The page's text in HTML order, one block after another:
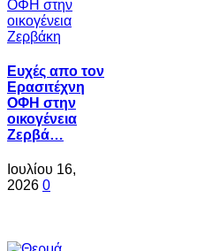
Ευχές απο τον
Ερασιτέχνη
ΟΦΗ στην
οικογένεια
Ζερβά…
Ιουλίου 16,
2026 0